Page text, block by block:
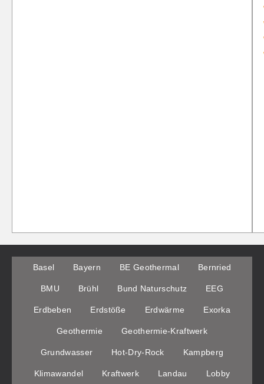
Basel Bayern BE Geothermal Bernried
BMU Brühl Bund Naturschutz EEG
Erdbeben Erdstöße Erdwärme Exorka
Geothermie Geothermie-Kraftwerk
Grundwasser Hot-Dry-Rock Kampberg
Klimawandel Kraftwerk Landau Lobby